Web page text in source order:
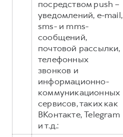
посредством push –
уведомлений, e-mail,
sms- и mms-
сообщений,
почтовой рассылки,
телефонных
звонков и
информационно-
коммуникационных
сервисов, таких как
ВКонтакте, Telegram
и т.д.: